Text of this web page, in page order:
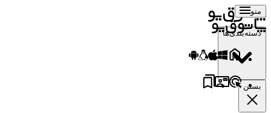
منو
دسته‌بندی‌ها
بستن